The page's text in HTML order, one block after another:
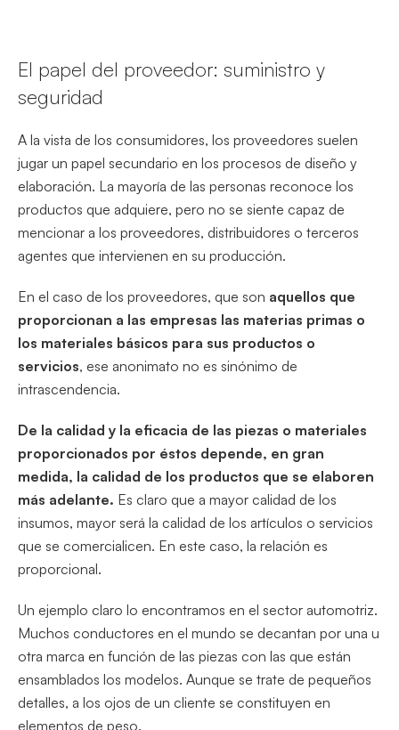
El papel del proveedor: suministro y
seguridad
A la vista de los consumidores, los proveedores suelen
jugar un papel secundario en los procesos de diseño y
elaboración. La mayoría de las personas reconoce los
productos que adquiere, pero no se siente capaz de
mencionar a los proveedores, distribuidores o terceros
agentes que intervienen en su producción.
En el caso de los proveedores, que son aquellos que
proporcionan a las empresas las materias primas o
los materiales básicos para sus productos o
servicios, ese anonimato no es sinónimo de
intrascendencia.
De la calidad y la eficacia de las piezas o materiales
proporcionados por éstos depende, en gran
medida, la calidad de los productos que se elaboren
más adelante. Es claro que a mayor calidad de los
insumos, mayor será la calidad de los artículos o servicios
que se comercialicen. En este caso, la relación es
proporcional.
Un ejemplo claro lo encontramos en el sector automotriz.
Muchos conductores en el mundo se decantan por una u
otra marca en función de las piezas con las que están
ensamblados los modelos. Aunque se trate de pequeños
detalles, a los ojos de un cliente se constituyen en
elementos de peso.